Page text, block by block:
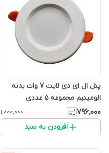
پنل ال ای دی لایت 7 وات بدنه
الومینیم مجموعه ۵ عددی
۷۹۶٬۰۰۰ ۱٬۰۰۰٬۰۰۰
افزودن به سبد